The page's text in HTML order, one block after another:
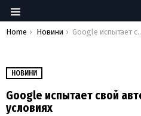
Menu
You are here:
Home Новини Google испытает свой автопилот Waymo в зимних условиях
НОВИНИ
Google испытает свой
условиях